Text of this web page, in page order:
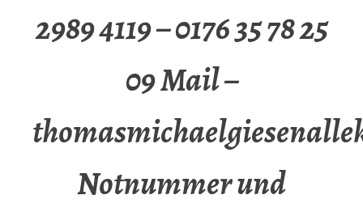
2989 4119 – 0176 35 78 25
09 Mail –
Notnummer und